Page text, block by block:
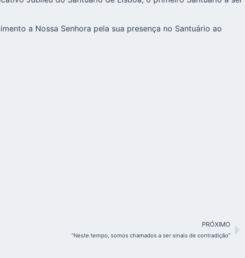
a Nossa Senhora pela sua presença no Santuário ao
PRÓXIMO
“Neste tempo, somos chamados a ser sinais de contradição”